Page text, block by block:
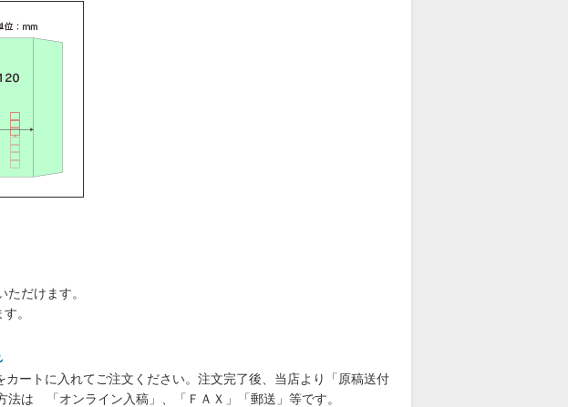
だけます。
。
カートに入れてご注文ください。注文完了後、当店より「原稿送付
法は 「オンライン入稿」、「ＦＡＸ」「郵送」等です。